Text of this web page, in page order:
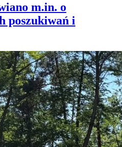
m.in. o
poszukiwań i